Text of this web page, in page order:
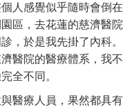
人感覺似乎隨時會倒在
區，去花蓮的慈濟醫院
，於是我先掛了內科。
醫院的醫療體系，我不
全不同。
醫療人員，果然都具有